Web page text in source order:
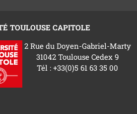
TOULOUSE CAPITOLE
2 Rue du Doyen-Gabriel-Marty
31042 Toulouse Cedex 9
Tél : +33(0)5 61 63 35 00